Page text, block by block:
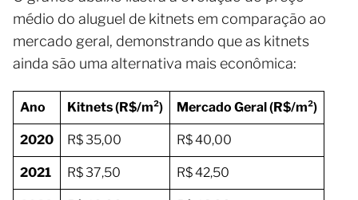
médio do aluguel de kitnets em comparação ao
mercado geral, demonstrando que as kitnets
ainda são uma alternativa mais econômica:
Ano Kitnets (R$/m²) Mercado Geral (R$/m²)
2020 R$ 35,00 R$ 40,00
2021 R$ 37,50 R$ 42,50